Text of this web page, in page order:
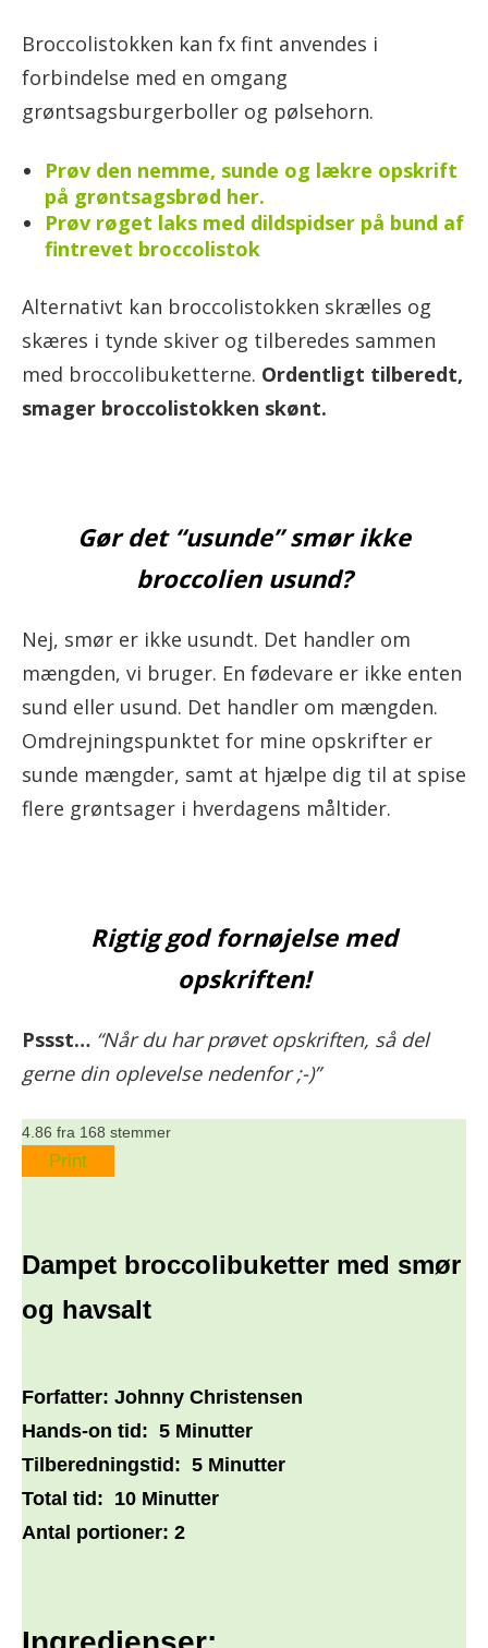
Broccolistokken kan fx fint anvendes i
forbindelse med en omgang
grøntsagsburgerboller og pølsehorn.
Prøv den nemme, sunde og lækre opskrift
på grøntsagsbrød her.
Prøv røget laks med dildspidser på bund af
fintrevet broccolistok
Alternativt kan broccolistokken skrælles og
skæres i tynde skiver og tilberedes sammen
med broccolibuketterne. Ordentligt tilberedt,
smager broccolistokken skønt.
Gør det “usunde” smør ikke
broccolien usund?
Nej, smør er ikke usundt. Det handler om
mængden, vi bruger. En fødevare er ikke enten
sund eller usund. Det handler om mængden.
Omdrejningspunktet for mine opskrifter er
sunde mængder, samt at hjælpe dig til at spise
flere grøntsager i hverdagens måltider.
Rigtig god fornøjelse med
opskriften!
Pssst… “Når du har prøvet opskriften, så del
gerne din oplevelse nedenfor ;-)”
4.86 fra 168 stemmer
Print
Dampet broccolibuketter med smør
og havsalt
Forfatter: Johnny Christensen
Hands-on tid: 5 Minutter
Tilberedningstid: 5 Minutter
Total tid: 10 Minutter
Antal portioner: 2